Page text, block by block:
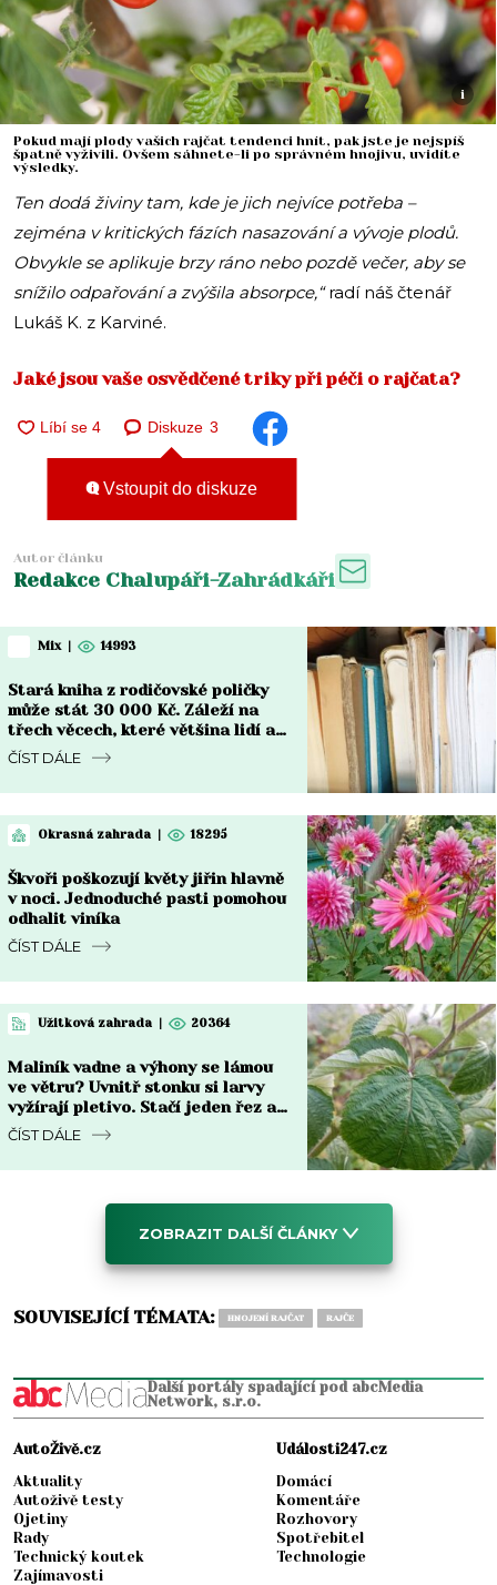
i
Pokud mají plody vašich rajčat tendenci hnít, pak jste je nejspíš
špatně vyživili. Ovšem sáhnete-li po správném hnojivu, uvidíte
výsledky.
Ten dodá živiny tam, kde je jich nejvíce potřeba –
zejména v kritických fázích nasazování a vývoje plodů.
Obvykle se aplikuje brzy ráno nebo pozdě večer, aby se
snížilo odpařování a zvýšila absorpce,“radí náš čtenář
Lukáš K. z Karviné.
Jaké jsou vaše osvědčené triky při péči o rajčata?
Diskuze 3
Vstoupit do diskuze
Autor článku
Redakce Chalupáři-Zahrádkáři
Mix | 14993
Stará kniha z rodičovské poličky
může stát 30 000 Kč. Záleží na
třech věcech, které většina lidí ani
nekontroluje
ČÍST DÁLE
Okrasná zahrada | 18295
Škvoři poškozují květy jiřin hlavně
v noci. Jednoduché pasti pomohou
odhalit viníka
ČÍST DÁLE
Užitková zahrada | 20364
Maliník vadne a výhony se lámou
ve větru? Uvnitř stonku si larvy
vyžírají pletivo. Stačí jeden řez a
česnek
ČÍST DÁLE
ZOBRAZIT DALŠÍ ČLÁNKY
SOUVISEJÍCÍ TÉMATA: HNOJENÍ RAJČAT RAJČE
Další portály spadající pod abcMedia
Network, s.r.o.
AutoŽivě.cz
Aktuality
Autoživě testy
Ojetiny
Rady
Technický koutek
Zajímavosti
Události247.cz
Domácí
Komentáře
Rozhovory
Spotřebitel
Technologie